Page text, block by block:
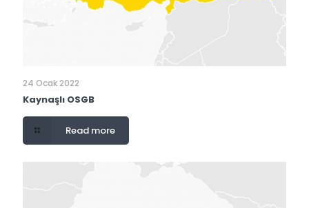
24 Ocak 2022
Kaynaşlı OSGB
Read more